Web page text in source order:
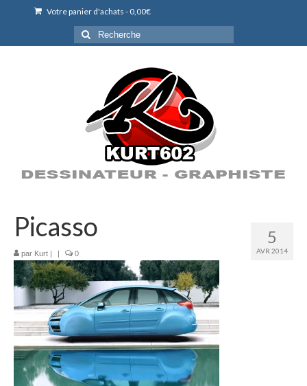
Votre panier d'achats - 0,00€
Rechercher
:
5
AVR 2014
Picasso
par Kurt | | 0